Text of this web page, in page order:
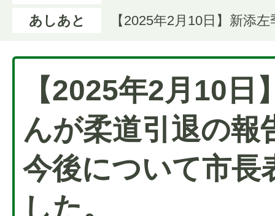
あしあと
【2025年2月10日】新添
【2025年2月10日
んが柔道引退の報
今後について市長
した。